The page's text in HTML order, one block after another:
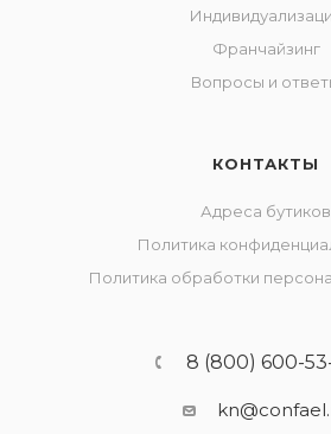
Франчайзинг
Вопросы и
КОНТАКТЫ
Адреса бутиков
Политика
Политика обработки
8 (800) 600-